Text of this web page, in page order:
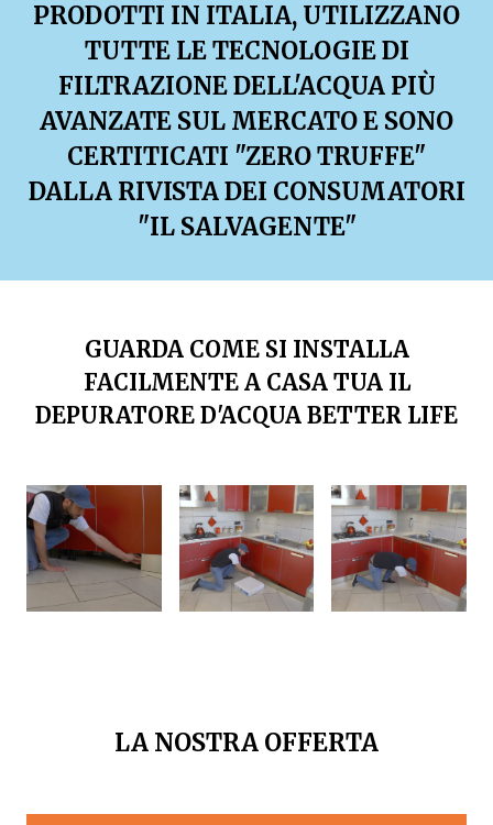
PRODOTTI IN ITALIA, UTILIZZANO
TUTTE LE TECNOLOGIE DI
FILTRAZIONE DELL'ACQUA PIÙ
AVANZATE SUL MERCATO E SONO
CERTITICATI "ZERO TRUFFE"
DALLA RIVISTA DEI CONSUMATORI
"IL SALVAGENTE"
GUARDA COME SI INSTALLA
FACILMENTE A CASA TUA IL
DEPURATORE D'ACQUA BETTER LIFE
LA NOSTRA OFFERTA